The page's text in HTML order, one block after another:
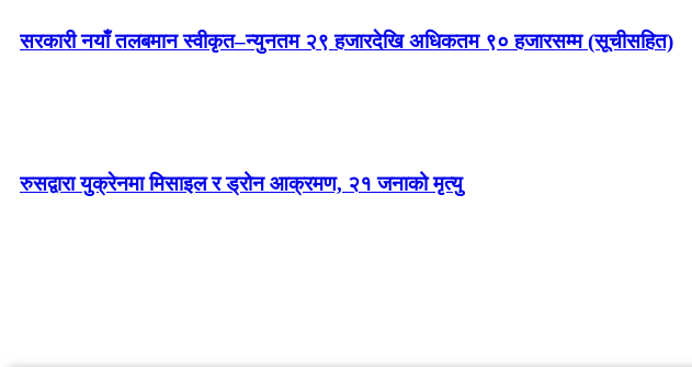
सरकारी नयाँ तलबमान स्वीकृत–न्युनतम २९ हजारदेखि अधिकतम ९० हजारसम्म (सूचीसहित)
रुसद्वारा युक्रेनमा मिसाइल र ड्रोन आक्रमण, २१ जनाको मृत्यु